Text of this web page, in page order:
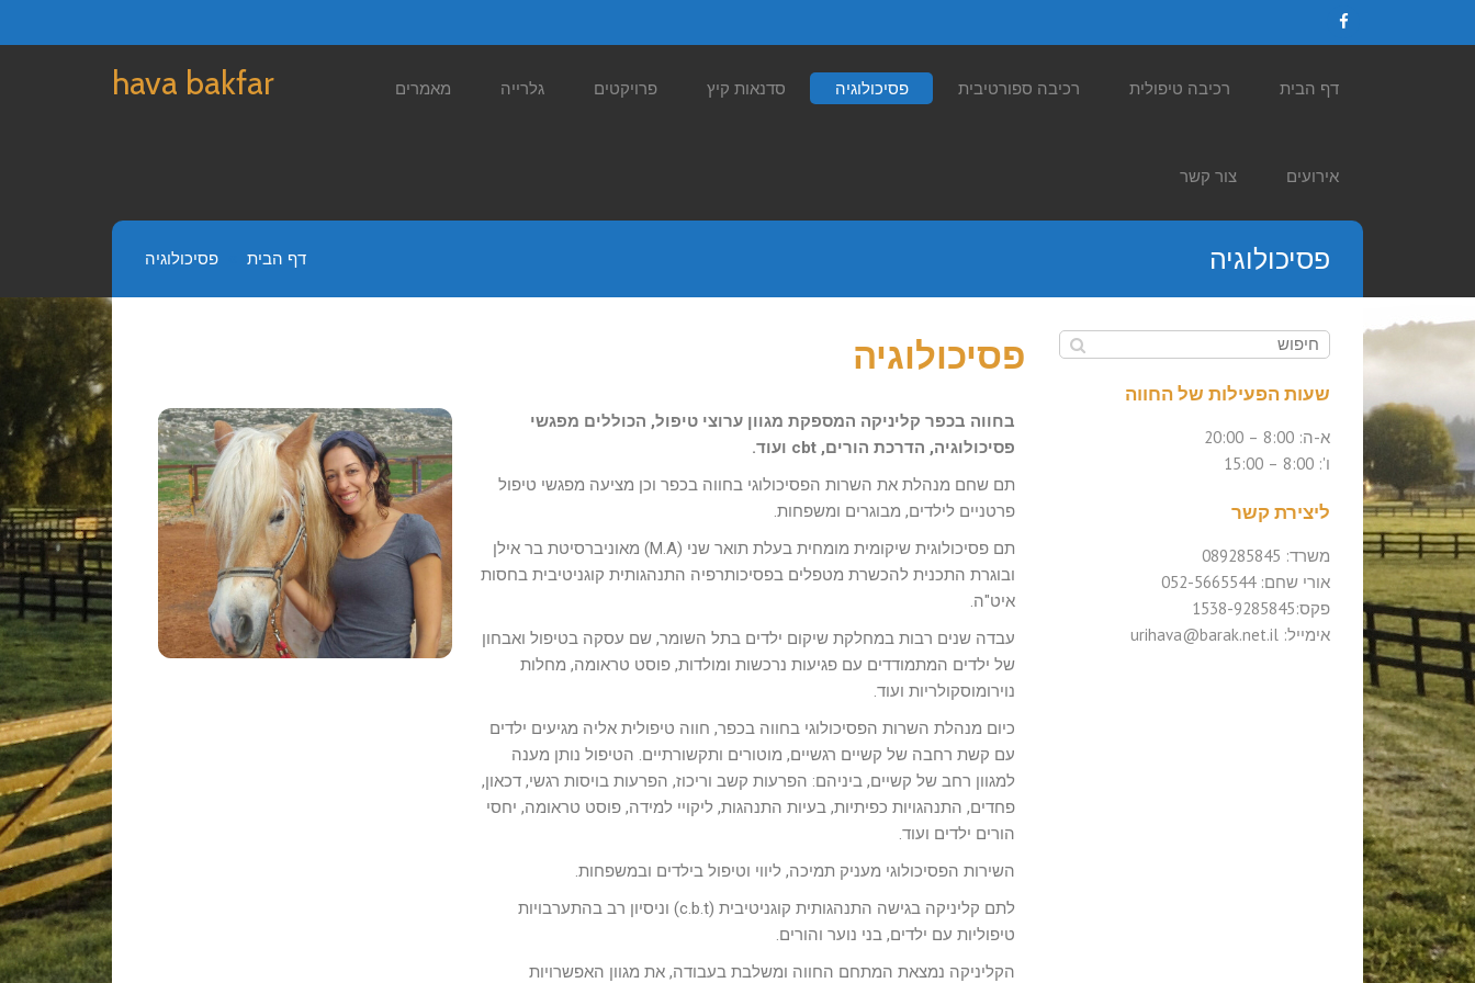
hava bakfar דף הבית רכיבה טיפולית רכיבה ספורטיבית פסיכולוגיה סדנאות קיץ פרויקטים גלרייה מאמרים
אירועים צור קשר
פסיכולוגיה דף הבית פסיכולוגיה
פסיכולוגיה
בחווה בכפר קליניקה המספקת מגוון ערוצי טיפול, הכוללים מפגשי
פסיכולוגיה, הדרכת הורים, cbt ועוד.
תם שחם מנהלת את השרות הפסיכולוגי בחווה בכפר וכן מציעה מפגשי טיפול
פרטניים לילדים, מבוגרים ומשפחות.
תם פסיכולוגית שיקומית מומחית בעלת תואר שני (M.A) מאוניברסיטת בר אילן
ובוגרת התכנית להכשרת מטפלים בפסיכותרפיה התנהגותית קוגניטיבית בחסות
איט"ה.
עבדה שנים רבות במחלקת שיקום ילדים בתל השומר, שם עסקה בטיפול ואבחון
של ילדים המתמודדים עם פגיעות נרכשות ומולדות, פוסט טראומה, מחלות
נוירומוסקולריות ועוד.
כיום מנהלת השרות הפסיכולוגי בחווה בכפר, חווה טיפולית אליה מגיעים ילדים
עם קשת רחבה של קשיים רגשיים, מוטורים ותקשורתיים. הטיפול נותן מענה
למגוון רחב של קשיים, ביניהם: הפרעות קשב וריכוז, הפרעות בויסות רגשי, דכאון,
פחדים, התנהגויות כפיתיות, בעיות התנהגות, ליקויי למידה, פוסט טראומה, יחסי
הורים ילדים ועוד.
השירות הפסיכולוגי מעניק תמיכה, ליווי וטיפול בילדים ובמשפחות.
לתם קליניקה בגישה התנהגותית קוגניטיבית (c.b.t) וניסיון רב בהתערבויות
טיפוליות עם ילדים, בני נוער והורים.
הקליניקה נמצאת המתחם החווה ומשלבת בעבודה, את מגוון האפשרויות
שעות הפעילות של החווה
א-ה: 8:00 – 20:00
ו': 8:00 – 15:00
ליצירת קשר
משרד: 089285845
אורי שחם: 052-5665544
פקס:1538-9285845
אימייל: urihava@barak.net.il